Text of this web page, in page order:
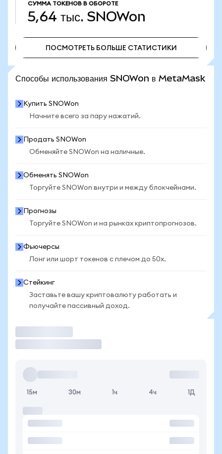
СУММА ТОКЕНОВ В ОБОРОТЕ
5,64 тыс. SNOWon
ПОСМОТРЕТЬ БОЛЬШЕ СТАТИСТИКИ
Способы использования SNOWon в MetaMask
Купить SNOWon
Начните всего за пару нажатий.
Продать SNOWon
Обменяйте SNOWon на наличные.
Обменять SNOWon
Торгуйте SNOWon внутри и между блокчейнами.
Прогнозы
Торгуйте SNOWon и на рынках криптопрогнозов.
Фьючерсы
Лонг или шорт токенов с плечом до 50x.
Стейкинг
Заставьте вашу криптовалюту работать и
получайте пассивный доход.
15м 30м 1ч 4ч 1Д